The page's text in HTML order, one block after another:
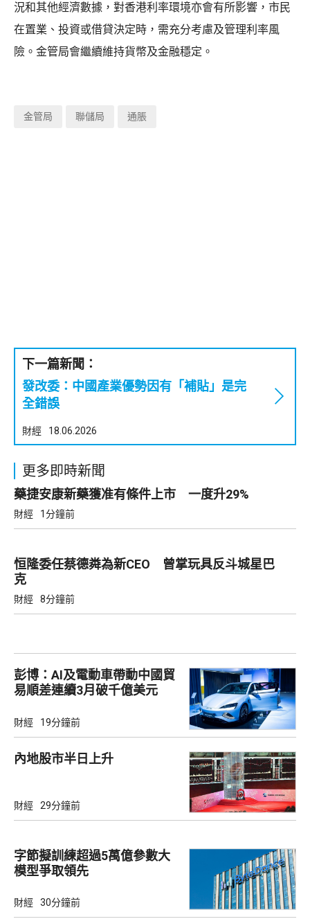
況和其他經濟數據，對香港利率環境亦會有所影響，市民
在置業、投資或借貸決定時，需充分考慮及管理利率風
險。金管局會繼續維持貨幣及金融穩定。
金管局 聯儲局 通脹
下一篇新聞：
發改委：中國產業優勢因有「補貼」是完
全錯誤
財經 18.06.2026
更多即時新聞
藥捷安康新藥獲准有條件上市 一度升29%
財經 1分鐘前
恒隆委任蔡德粦為新CEO 曾掌玩具反斗城星巴
克
財經 8分鐘前
彭博：AI及電動車帶動中國貿
易順差連續3月破千億美元
財經 19分鐘前
內地股市半日上升
財經 29分鐘前
字節擬訓練超過5萬億參數大
模型爭取領先
財經 30分鐘前